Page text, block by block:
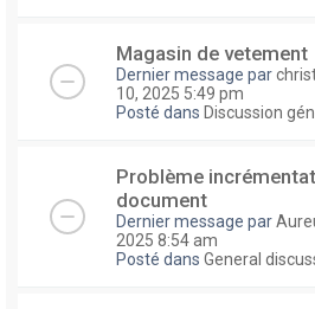
Magasin de vetement
Dernier message par
10, 2025 5:49 pm
Posté dans Discussion
Problème
document
Dernier message par
2025 8:54 am
Posté dans General